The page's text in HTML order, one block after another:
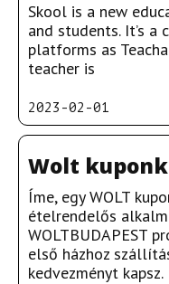
Skool is a new
and students. It’s
platforms as
teacher is
2023-02-01
Wolt
Íme, egy WOLT
ételrendelős
WOLTBUDAPEST
első házhoz
kedvezményt kapsz.